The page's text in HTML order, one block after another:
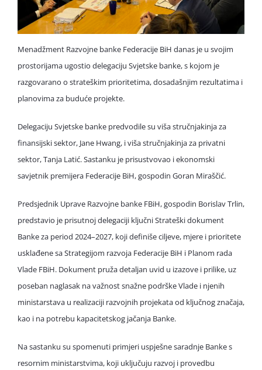
Menadžment Razvojne banke Federacije BiH danas je u svojim
prostorijama ugostio delegaciju Svjetske banke, s kojom je
razgovarano o strateškim prioritetima, dosadašnjim rezultatima i
planovima za buduće projekte.
Delegaciju Svjetske banke predvodile su viša stručnjakinja za
finansijski sektor, Jane Hwang, i viša stručnjakinja za privatni
sektor, Tanja Latić. Sastanku je prisustvovao i ekonomski
savjetnik premijera Federacije BiH, gospodin Goran Miraščić.
Predsjednik Uprave Razvojne banke FBiH, gospodin Borislav Trlin,
predstavio je prisutnoj delegaciji ključni Strateški dokument
Banke za period 2024–2027, koji definiše ciljeve, mjere i prioritete
usklađene sa Strategijom razvoja Federacije BiH i Planom rada
Vlade FBiH. Dokument pruža detaljan uvid u izazove i prilike, uz
poseban naglasak na važnost snažne podrške Vlade i njenih
ministarstava u realizaciji razvojnih projekata od ključnog značaja,
kao i na potrebu kapacitetskog jačanja Banke.
Na sastanku su spomenuti primjeri uspješne saradnje Banke s
resornim ministarstvima, koji uključuju razvoj i provedbu